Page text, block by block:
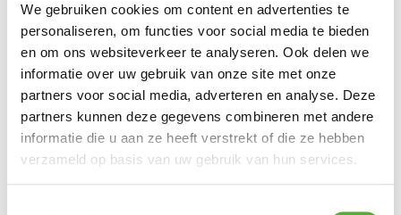
We gebruiken cookies om content en advertenties te
personaliseren, om functies voor social media te bieden
en om ons websiteverkeer te analyseren. Ook delen we
informatie over uw gebruik van onze site met onze
partners voor social media, adverteren en analyse. Deze
partners kunnen deze gegevens combineren met andere
informatie die u aan ze heeft verstrekt of die ze hebben
verzameld op basis van uw gebruik van hun services.
de opbergbox uitgevoerd met een
draaiknop cilinderslot inclusief reservesleutel.
De Biohort hobbybox is regenwaterdicht en
heeft een onzichtbare, geïntegreerde
doorluchting. Alle schroeven en scharnieren
zijn van roestvrij staal. Bij de Biohort
hobbybox is er alleen maar gekozen voor
kwalitatief hoogwaardige materialen.
Daarom wordt er ook 20 jaar garantie op
gegeven.